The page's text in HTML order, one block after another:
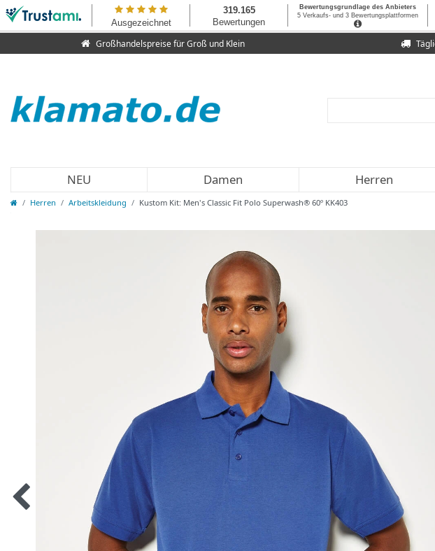
Großhandelspreise für Groß und Klein
NEU Damen Herren
Herren Arbeitskleidung Kustom Kit: Men's Classic Fit Polo Superwash® 60º KK403